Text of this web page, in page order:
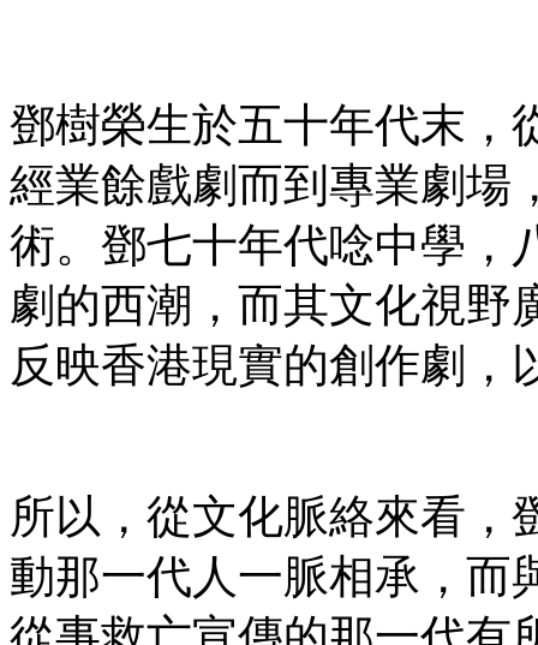
鄧樹榮生於五十年代末，
經業餘戲劇而到專業劇場
術。鄧七十年代唸中學，
劇的西潮，而其文化視野
反映香港現實的創作劇，
所以，從文化脈絡來看，
動那一代人一脈相承，而